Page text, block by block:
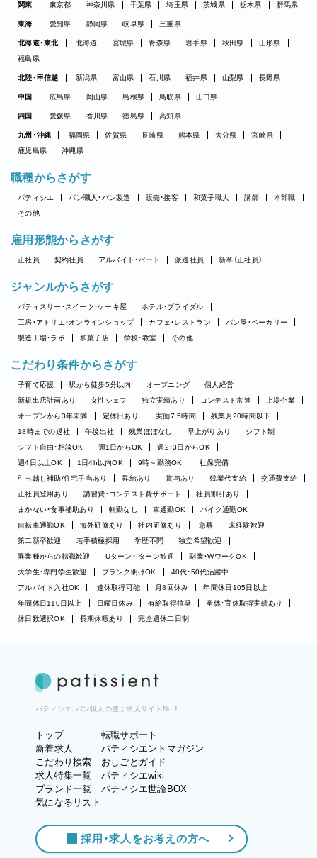
関東 東京都 神奈川県 千葉県 埼玉県 茨城県 栃木県 群馬県
東海 愛知県 静岡県 岐阜県 三重県
北海道・東北 北海道 宮城県 青森県 岩手県 秋田県
山形県
福島県
北陸・甲信越 新潟県 富山県 石川県 福井県 山梨県 長野県
中国 広島県 岡山県 島根県 鳥取県 山口県
四国 愛媛県 香川県 徳島県 高知県
九州・沖縄 福岡県 佐賀県 長崎県 熊本県 大分県
宮崎県
鹿児島県
沖縄県
職種からさがす
パティシエ パン職人・パン製造 販売・接客 和菓子職人 講師
本部職
その他
雇用形態からさがす
正社員 契約社員 アルバイト・パート 派遣社員 新卒（正社員）
ジャンルからさがす
パティスリー・スイーツ・ケーキ屋
ホテル・ブライダル
工房・アトリエ・オンラインショップ
カフェ・レストラン
パン屋・ベーカリー
製造工場・ラボ
和菓子店 学校・教室 その他
こだわり条件からさがす
子育て応援 駅から徒歩5分以内 オープニング
個人経営
新規出店計画あり
女性シェフ 独立実績あり コンテスト常連
上場企業
オープンから3年未満
定休日あり 実働7.5時間
残業月20時間以下
18時までの退社
午後出社 残業ほぼなし 早上がりあり
シフト制
シフト自由・相談OK
週1日からOK
週2・3日からOK
週4日以上OK
1日4h以内OK 9時～勤務OK
社保完備
引っ越し補助/住宅手当あり
昇給あり 賞与あり 残業代支給
交通費支給
正社員登用あり
講習費・コンテスト費サポート
社員割引あり
まかない・食事補助あり
転勤なし 車通勤OK
バイク通勤OK
自転車通勤OK
海外研修あり 社内研修あり 急募
未経験歓迎
第二新卒歓迎
若手積極採用 学歴不問
独立希望歓迎
異業種からの転職歓迎
Uターン・Iターン歓迎
副業・WワークOK
大学生・専門学生歓迎
ブランク明けOK
40代・50代活躍中
アルバイト入社OK
連休取得可能 月8回休み
年間休日105日以上
年間休日110日以上
日曜日休み 有給取得推奨
産休・育休取得実績あり
休日数選択OK
長期休暇あり 完全週休二日制
パティシエ、パン職人の選ぶ求人サイトNo.1
トップ
新着求人
こだわり検索
求人特集一覧
ブランド一覧
気になるリスト
転職サポート
パティシエントマガジン
おしごとガイド
パティシエwiki
パティシエ世論BOX
採用・求人をお考えの方へ